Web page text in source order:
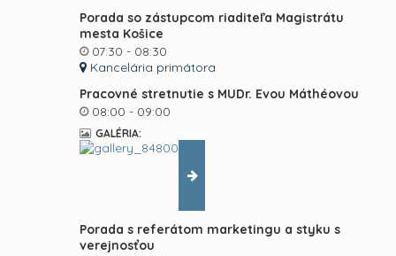
Porada so zástupcom riaditeľa Magistrátu
mesta Košice
07:30 - 08:30
Kancelária primátora
Pracovné stretnutie s MUDr. Evou Máthéovou
08:00 - 09:00
GALÉRIA:
Porada s referátom marketingu a styku s
verejnosťou